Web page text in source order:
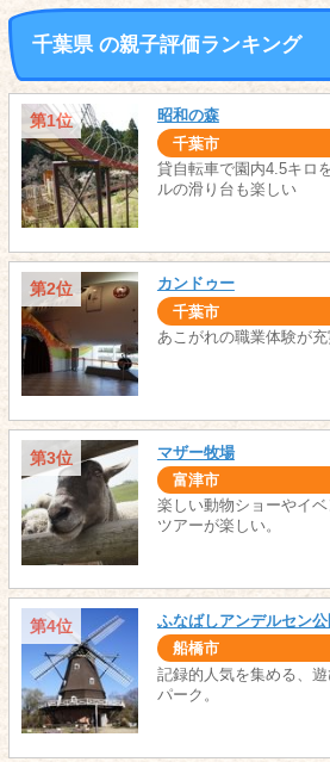
千葉県 の親子評価ランキング
第1位 昭和の森
千葉市
貸自転車で園内4.5キロ
ルの滑り台も楽しい
第2位 カンドゥー
千葉市
あこがれの職業体験が充
第3位 マザー牧場
富津市
楽しい動物ショーやイ
ツアーが楽しい。
第4位 ふなばしアンデルセン公
船橋市
記録的人気を集める、
パーク。